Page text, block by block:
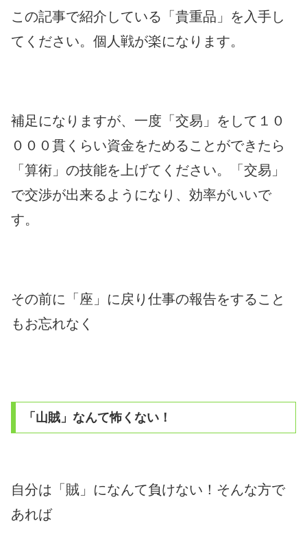
この記事で紹介している「貴重品」を入手し
てください。個人戦が楽になります。
補足になりますが、一度「交易」をして１０
０００貫くらい資金をためることができたら
「算術」の技能を上げてください。「交易」
で交渉が出来るようになり、効率がいいで
す。
その前に「座」に戻り仕事の報告をすること
もお忘れなく
「山賊」なんて怖くない！
自分は「賊」になんて負けない！そんな方で
あれば